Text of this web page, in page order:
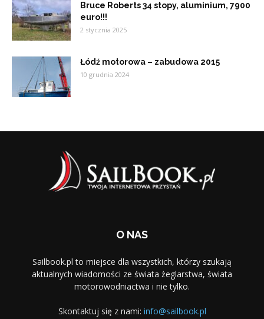
Bruce Roberts 34 stopy, aluminium, 7900
euro!!!
2 stycznia 2025
Łódź motorowa – zabudowa 2015
10 grudnia 2024
O NAS
Sailbook.pl to miejsce dla wszystkich, którzy szukają
aktualnych wiadomości ze świata żeglarstwa, świata
motorowodniactwa i nie tylko.
Skontaktuj się z nami: info@sailbook.pl